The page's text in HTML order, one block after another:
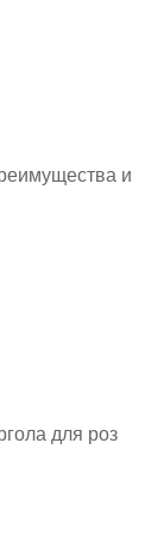
и
для роз